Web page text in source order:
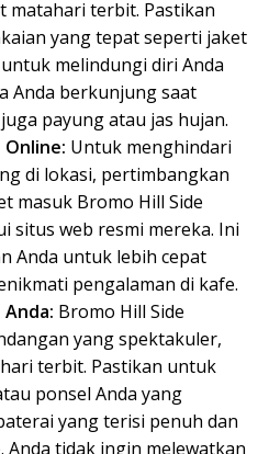
matahari terbit. Pastikan
yang tepat seperti jaket
melindungi diri Anda
Anda berkunjung saat
payung atau jas hujan.
Online: Untuk menghindari
di lokasi, pertimbangkan
masuk Bromo Hill Side
situs web resmi mereka. Ini
Anda untuk lebih cepat
pengalaman di kafe.
Bromo Hill Side
yang spektakuler,
terbit. Pastikan untuk
ponsel Anda yang
yang terisi penuh dan
Anda tidak ingin melewatkan